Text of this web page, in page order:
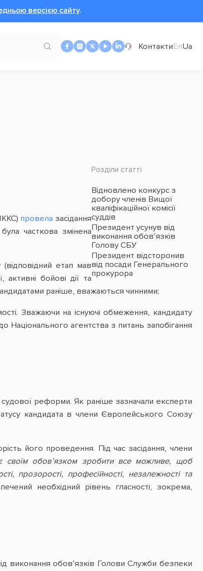
версією сайту.
КонтактиEnUa
Розділи статті
Відновлено конкурс з
добору членів Вищої
кваліфікаційної комісії
суддів
Президент усунув від
виконання обов’язків
Голову СБУ
Президент відсторонив
від посади Генерального
прокурора
провела засідання
часткова змінена
етап мав
бойові дії та
раніше, вважаються чинними;
Зважаючи на існуючі обмеження, кандидату
агентства з питань запобігання
реформи. Як раніше зазначали експерти
кандидата в члени Європейського Союзу
його проведення. Під час засідання, члени
своїм обов’язком зробити все можливе, щоб
прозорості, професійності, незалежності та
необхідний рівень гласності, зокрема,
виконання обов’язків Голови Служби безпеки